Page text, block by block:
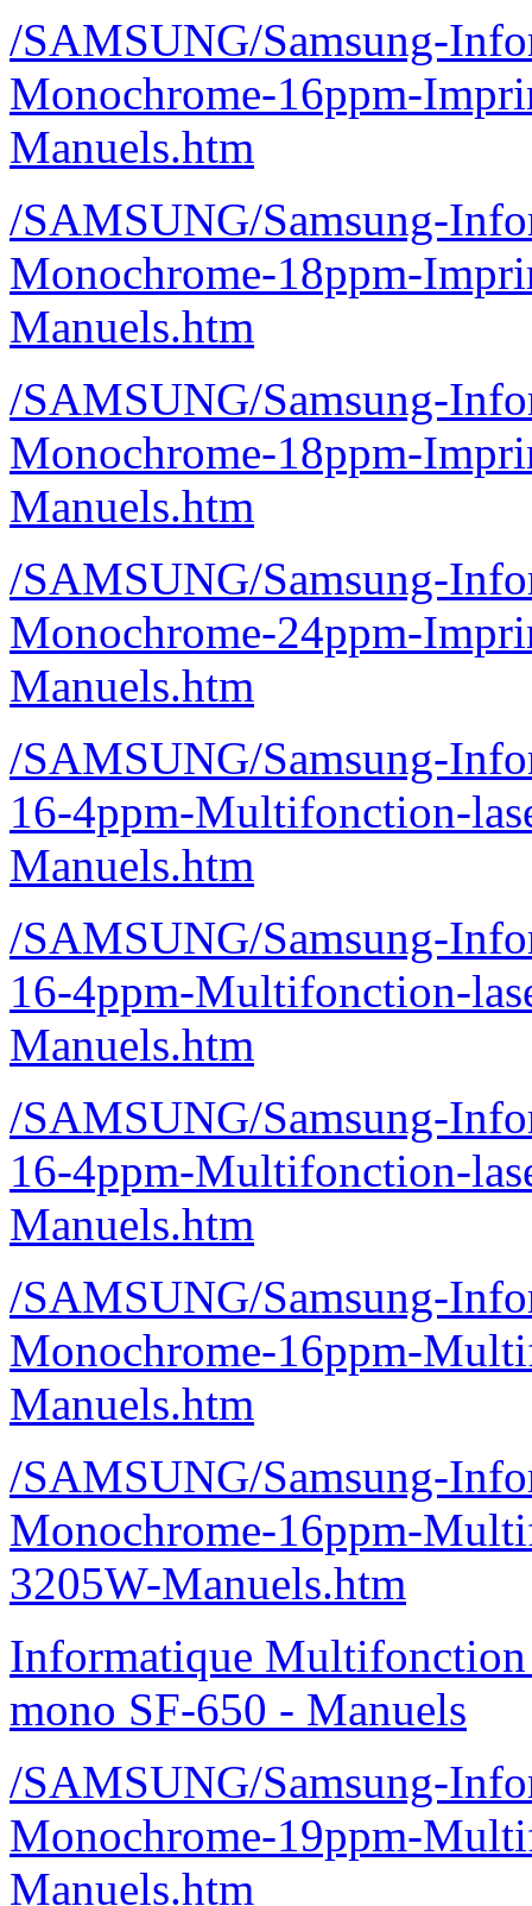
/SAMSUNG/Samsung-
Monochrome-16ppm-
Manuels.htm
/SAMSUNG/Samsung-
Monochrome-18ppm-
Manuels.htm
/SAMSUNG/Samsung-
Monochrome-18ppm-
Manuels.htm
/SAMSUNG/Samsung-
Monochrome-24ppm-
Manuels.htm
/SAMSUNG/Samsung-
16-4ppm-Multifonction-
Manuels.htm
/SAMSUNG/Samsung-
16-4ppm-Multifonction-
Manuels.htm
/SAMSUNG/Samsung-
16-4ppm-Multifonction-
Manuels.htm
/SAMSUNG/Samsung-
Monochrome-16ppm-
Manuels.htm
/SAMSUNG/Samsung-
Monochrome-16ppm-
3205W-Manuels.htm
Informatique Multifonction
mono SF-650 - Manuels
/SAMSUNG/Samsung-
Monochrome-19ppm-
Manuels.htm